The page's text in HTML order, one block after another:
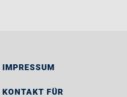
IMPRESSUM
KONTAKT FÜR